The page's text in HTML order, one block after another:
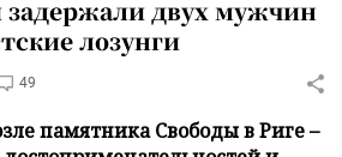
задержали двух мужчин
лозунги
49
памятника Свободы в Риге –